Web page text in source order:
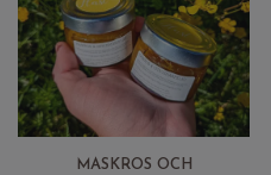
MASKROS OCH